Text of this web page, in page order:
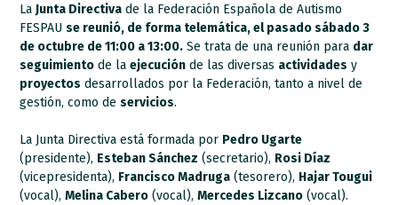
LaJunta Directiva de la Federación Española de Autismo
FESPAUse reunió, de forma telemática, el pasado sábado 3
de octubre de 11:00 a 13:00. Se trata de una reunión para dar
seguimiento de laejecución de las diversas actividades y
proyectos desarrollados por la Federación, tanto a nivel de
gestión, como deservicios.
La Junta Directiva está formada por Pedro Ugarte
(presidente), Esteban Sánchez (secretario), Rosi Díaz
(vicepresidenta), Francisco Madruga (tesorero), Hajar Tougui
(vocal),Melina Cabero (vocal),Mercedes Lizcano (vocal).